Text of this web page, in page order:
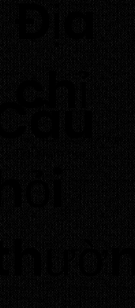
​Địa
chỉ
Thôn Tuấn Tú, Xã Phước
Tỉnh Khánh Hoà